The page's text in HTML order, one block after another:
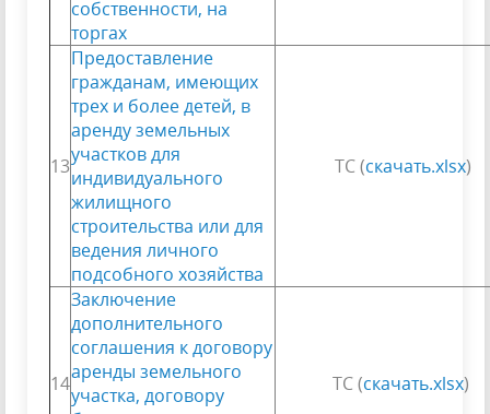
собственности, на
торгах
13
Предоставление
гражданам, имеющих
трех и более детей, в
аренду земельных
участков для
индивидуального
жилищного
строительства или для
ведения личного
подсобного хозяйства
ТС (скачать.xlsx)
14
Заключение
дополнительного
соглашения к договору
аренды земельного
участка, договору
ТС (скачать.xlsx)